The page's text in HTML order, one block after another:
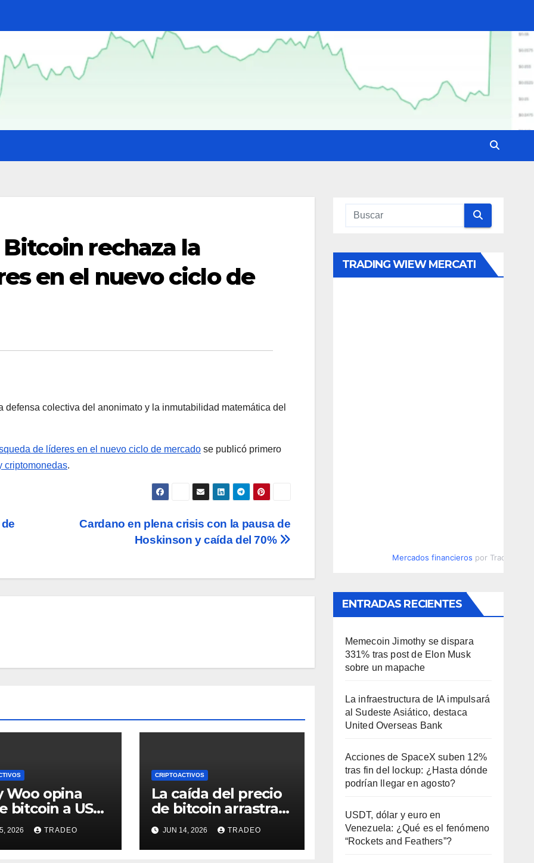
rechaza la
en el nuevo ciclo de
colectiva del anonimato y la inmutabilidad matemática del
de líderes en el nuevo ciclo de mercado se publicó primero
criptomonedas.
Cardano en plena crisis con la pausa de
Hoskinson y caída del 70%
Woo opina
bitcoin a USD
«hay indicios
alcista»
2026 TRADEO
CRIPTOACTIVOS
La caída del precio
de bitcoin arrastra
consigo a los
mineros
JUN 14, 2026 TRADEO
TRADING WIEW MERCATI
Mercados financieros por
ENTRADAS RECIENTES
Memecoin Jimothy se dispara
331% tras post de Elon Musk
sobre un mapache
La infraestructura de IA impulsará
al Sudeste Asiático, destaca
United Overseas Bank
Acciones de SpaceX suben 12%
tras fin del lockup: ¿Hasta dónde
podrían llegar en agosto?
USDT, dólar y euro en
Venezuela: ¿Qué es el fenómeno
“Rockets and Feathers”?